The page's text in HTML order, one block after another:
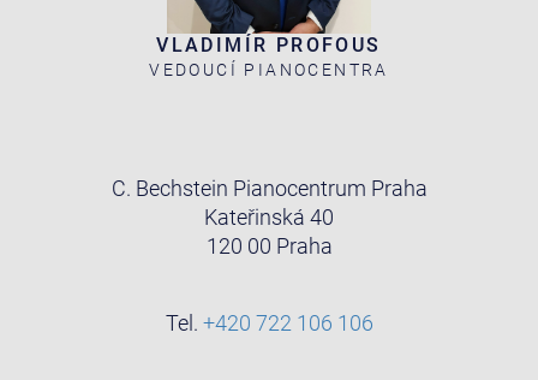
VLADIMÍR PROFOUS
VEDOUCÍ PIANOCENTRA
C. Bechstein Pianocentrum Praha
Kateřinská 40
120 00 Praha
Tel. +420 722 106 106